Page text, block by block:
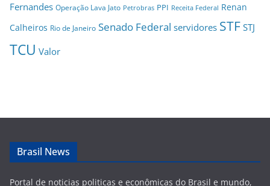
Fernandes Operação Lava Jato Petrobras PPI Receita Federal Renan
Calheiros Rio de Janeiro Senado Federal servidores STF STJ
TCU Valor
Brasil News
Portal de noticias politicas e econômicas do Brasil e mundo,